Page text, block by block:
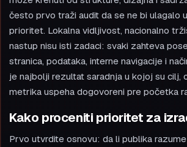
često prvo traži audit da se ne bi ulagalo
prioritet. Lokalna vidljivost, nacionalno
nastup nisu isti zadaci: svaki zahteva
stranica, podataka, interne navigacije i
je najbolji rezultat saradnja u kojoj su cilj,
metrika uspeha dogovoreni pre početka
Kako proceniti prioritet za
Prvo utvrdite osnovu: da li publika